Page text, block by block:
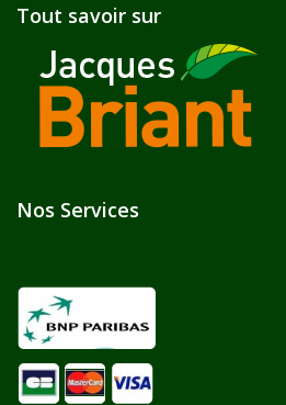
Tout savoir sur
Nos Services